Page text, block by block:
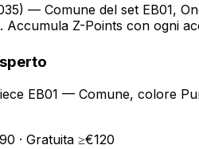
— Comune del set EB01,
Accumula Z-Points con ogni
EB01 — Comune, colore
· Gratuita ≥€120